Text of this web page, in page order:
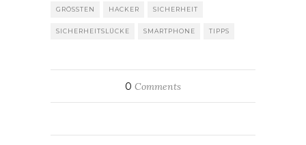
GRÖSSTEN HACKER SICHERHEIT
SICHERHEITSLÜCKE SMARTPHONE TIPPS
0 Comments